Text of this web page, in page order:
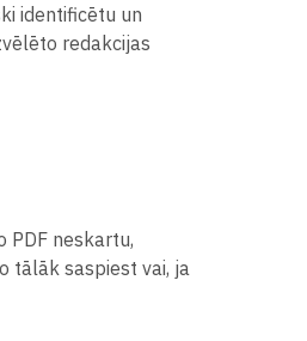
identificētu un
redakcijas
PDF neskartu,
tālāk saspiest vai, ja